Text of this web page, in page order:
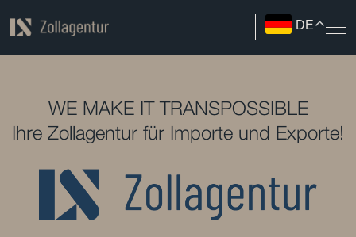
DE
WE MAKE IT TRANSPOSSIBLE
Ihre Zollagentur für Importe und Exporte!